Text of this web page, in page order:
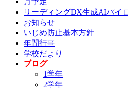
リーディングDX生成AIパイ
お知らせ
いじめ防止基本方針
年間行事
学校だより
ブログ
1学年
2学年